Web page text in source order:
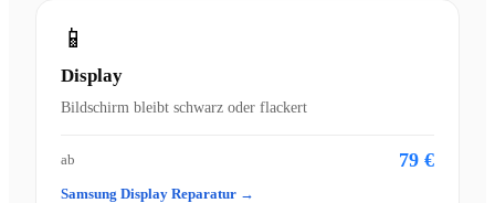
📱
Display
Bildschirm bleibt schwarz oder flackert
ab 79 €
Samsung Display Reparatur →